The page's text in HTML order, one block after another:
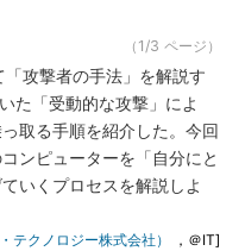
（1/3 ページ）
攻撃者の手法」を解説す
た「受動的な攻撃」によ
取る手順を紹介した。今回
ンピューターを「自分にと
いくプロセスを解説しよ
テクノロジー株式会社）
，＠IT]